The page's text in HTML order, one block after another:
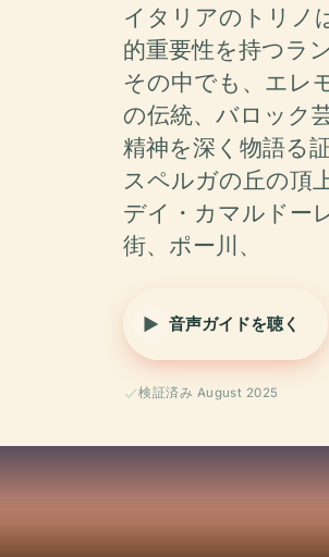
イタリアのトリノ
的重要性を持つラ
その中でも、エレ
の伝統、バロック
精神を深く物語る
スペルガの丘の頂
デイ・カマルドー
街、ポー川、
音声ガイドを聴く
検証済み August 2025